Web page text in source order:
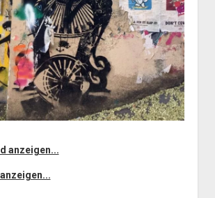
anzeigen...